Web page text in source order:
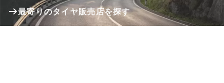
最寄りのタイヤ販売店を探す